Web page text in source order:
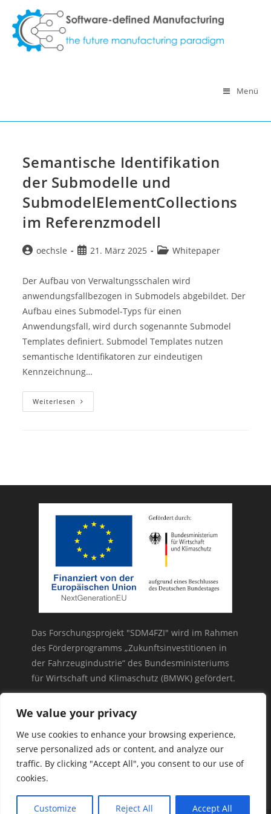
We value your privacy
We use cookies to enhance your browsing experience,
serve personalized ads or content, and analyze our
traffic. By clicking "Accept All", you consent to our use of
cookies.
Customize Reject All Accept All
Inhalt
springen
Menü
Semantische Identifikation
der Submodelle und
SubmodelElementCollections
im Referenzmodell
Beitrags-
oechsle
Beitrag
21. März 2025
Beitrags-
Whitepaper
Der Aufbau von Verwaltungsschalen wird
anwendungsfallbezogen in Submodels abgebildet. Der
Aufbau eines Submodel-Typs für einen
Anwendungsfall, wird durch sogenannte Submodel
Templates definiert. Submodel Templates nutzen
semantische Identifikatoren zur eindeutigen
Kennzeichnung…
Weiterlesen Semantische
Identifikation
Das Forschungsprojekt "SDM4FZI" wird im Rahmen
des Förderprogramms „Zukunftsinvestitionen in
der Fahrzeugindustrie“ des Bundesministeriums
für Wirtschaft und Klimaschutz (BMWK) gefördert.
Logos